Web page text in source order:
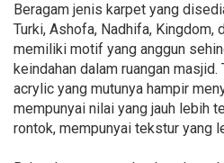
Beragam jenis karpet yang
Turki, Ashofa, Nadhifa, Kingdom,
memiliki motif yang anggun
keindahan dalam ruangan
acrylic yang mutunya hampir
mempunyai nilai yang jauh lebih
rontok, mempunyai tekstur yang